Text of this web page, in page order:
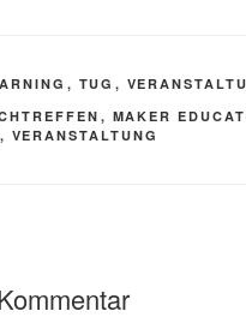
, TUG ,
, MAKER
, VERANSTALTUNG